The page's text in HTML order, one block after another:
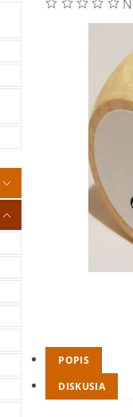
POPIS
DISKUSIA